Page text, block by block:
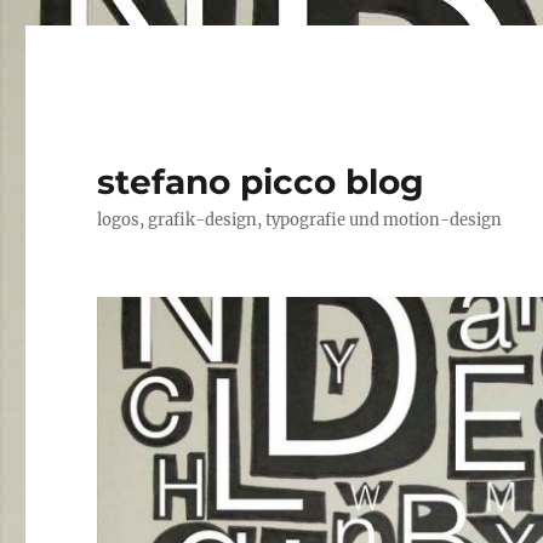
stefano picco blog
logos, grafik-design, typografie und motion-design